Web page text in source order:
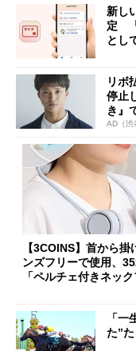
新し
定 「
とし
リボ
停止
き』
AD（渋
【3COINS】首から掛
ンズフリーで使用、
「ペルチェ付きネッ
「
た”